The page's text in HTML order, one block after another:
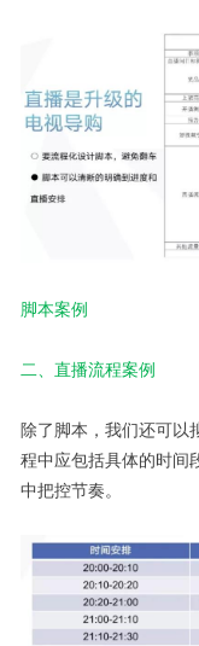
脚本案例
二、直播流程案例
除了脚本，我们还可以
程中应包括具体的时间
中把控节奏。